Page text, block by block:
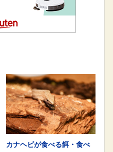
カナヘビが食べる餌・食べ